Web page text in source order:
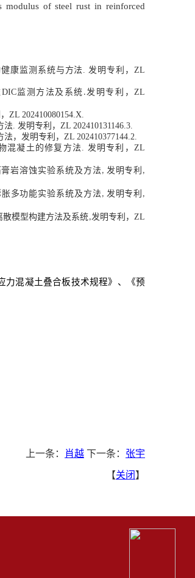
modulus of steel rust in reinforced
康监测系统与方法.发明专利 ，ZL
DIC监测方法及系统 .发明专利，ZL
ZL 202410080154.X.
法. 发明专利， ZL 202410131146.3.
，发明专利， ZL 202410377144.2.
混凝土的修复方法. 发明专利，ZL
岩溶蚀实验系统及方法, 发明专利 ,
多功能实验系统及方法, 发明专利 ,
模型构建方法及系统,发明专利，ZL
力混凝土叠合板技术规程》、《预
上一条： 肖越 下一条： 张宇
【关闭 】